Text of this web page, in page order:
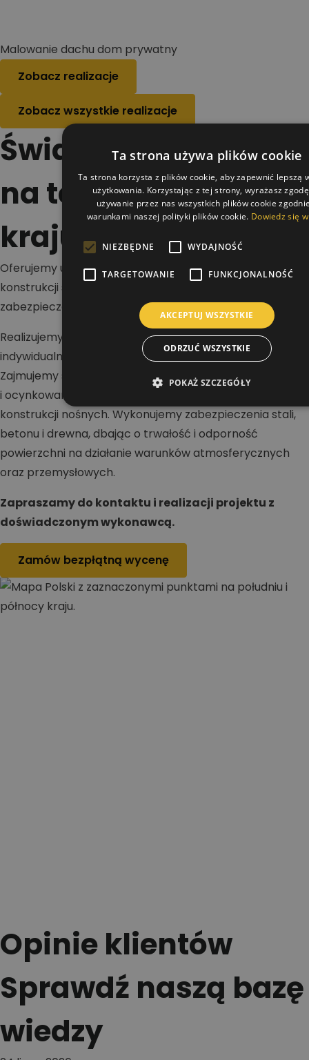
Malowanie dachu dom prywatny
Zobacz realizacje
Zobacz wszystkie realizacje
Świadczymy usługi
na terenie całego
kraju
Oferujemy usługi w zakresie malowania dachów,
konstrukcji stalowych i betonowych oraz wykonywania
zabezpieczeń antykorozyjnych i ogniochronnych.
Realizujemy projekty na terenie całej Polski dla klientów
indywidualnych, firm i inwestorów przemysłowych.
Zajmujemy się renowacją dachów stalowych, blaszanych
i ocynkowanych, a także malowaniem hal oraz
konstrukcji nośnych. Wykonujemy zabezpieczenia stali,
betonu i drewna, dbając o trwałość i odporność
powierzchni na działanie warunków atmosferycznych
oraz przemysłowych.
Zapraszamy do kontaktu i realizacji projektu z
doświadczonym wykonawcą.
Zamów bezpłątną wycenę
Opinie klientów
Sprawdź naszą bazę
wiedzy
Ta strona używa plików cookie
Ta strona korzysta z plików cookie, aby zapewnić lepszą
użytkowania. Korzystając z tej strony, wyrażasz
używanie przez nas wszystkich plików cookie
warunkami naszej polityki plików cookie. Dowiedz się
NIEZBĘDNE WYDAJNOŚĆ
TARGETOWANIE FUNKCJONALNOŚĆ
AKCEPTUJ WSZYSTKIE
ODRZUĆ WSZYSTKIE
POKAŻ SZCZEGÓŁY